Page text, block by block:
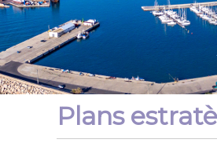
Plans